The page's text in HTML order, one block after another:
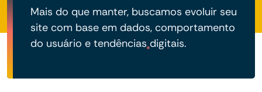
Mais do que manter, buscamos evoluir seu
site com base em dados, comportamento
do usuário e tendências digitais.